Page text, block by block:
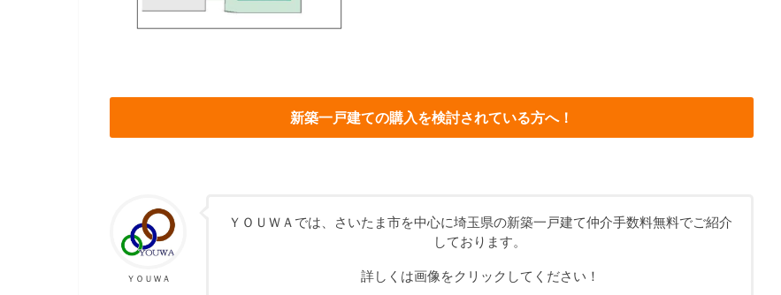
新築一戸建ての購入を検討されている方へ！
ＹＯＵＷＡ
ＹＯＵＷＡでは、さいたま市を中心に埼玉県の新築一戸建て仲介手数料無料でご紹介
しております。
詳しくは画像をクリックしてください！